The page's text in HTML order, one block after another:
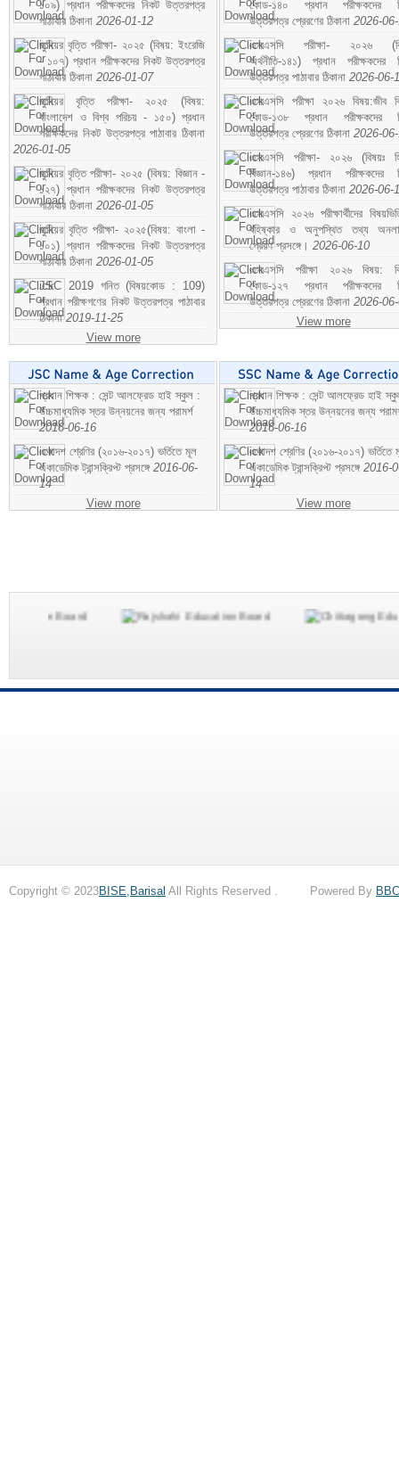
১০৯) প্রধান পরীক্ষকদের নিকট উত্তরপত্র
পাঠাবার ঠিকানা 2026-01-12
জুনিয়র বৃত্তি পরীক্ষা- ২০২৫ (বিষয়: ইংরেজি
- ১০৭) প্রধান পরীক্ষকদের নিকট উত্তরপত্র
পাঠাবার ঠিকানা 2026-01-07
জুনিয়র বৃত্তি পরীক্ষা- ২০২৫ (বিষয়:
বাংলাদেশ ও বিশ্ব পরিচয় - ১৫০) প্রধান
পরীক্ষকদের নিকট উত্তরপত্র পাঠাবার ঠিকানা
2026-01-05
জুনিয়র বৃত্তি পরীক্ষা- ২০২৫ (বিষয়: বিজ্ঞান -
১২৭) প্রধান পরীক্ষকদের নিকট উত্তরপত্র
পাঠাবার ঠিকানা 2026-01-05
জুনিয়র বৃত্তি পরীক্ষা- ২০২৫(বিষয়: বাংলা -
১০১) প্রধান পরীক্ষকদের নিকট উত্তরপত্র
পাঠাবার ঠিকানা 2026-01-05
JSC 2019 গনিত (বিষয়কোড : 109)
প্রধান পরীক্ষগণের নিকট উত্তরপত্র পাঠাবার
ঠিকানা2019-11-25
View more
কোড-১৪০ প্রধান পরীক্ষকদের
উত্তরপত্র প্রেরণের ঠিকানা 2026-
এসএসসি পরীক্ষা- ২০২৬
অর্থনীতি-১৪১) প্রধান পরীক্ষকদের
উত্তরপত্র পাঠাবার ঠিকানা 2026-06-
এসএসসি পরীক্ষা ২০২৬ বিষয়:জীব
কোড-১৩৮ প্রধান পরীক্ষকদের
উত্তরপত্র প্রেরণের ঠিকানা 2026-
এসএসসি পরীক্ষা- ২০২৬ (বিষয়ঃ
বিজ্ঞান-১৪৬) প্রধান পরীক্ষকদের
উত্তরপত্র পাঠাবার ঠিকানা 2026-06-
এসএসসি ২০২৬ পরীক্ষার্থীদের
বহিষ্কার ও অনুপস্থিত তথ্য
প্রেরণ প্রসঙ্গে। 2026-06-10
এসএসসি পরীক্ষা ২০২৬ বিষয়:
কোড-১২৭ প্রধান পরীক্ষকদের
উত্তরপত্র প্রেরণের ঠিকানা 2026-
View more
প্রধান শিক্ষক : সেন্ট আলফ্রেড হাই স্কুল :
উচ্চমাধ্যমিক স্তর উন্নয়নের জন্য পরামর্শ
2016-06-16
একাদশ শ্রেণির (২০১৬-২০১৭) ভর্তিতে মূল
একাডেমিক ট্রান্সক্রিপ্ট প্রসঙ্গে 2016-06-
14
View more
প্রধান শিক্ষক : সেন্ট আলফ্রেড হাই
উচ্চমাধ্যমিক স্তর উন্নয়নের জন্য
2016-06-16
একাদশ শ্রেণির (২০১৬-২০১৭) ভর্তিতে
একাডেমিক ট্রান্সক্রিপ্ট প্রসঙ্গে 2016-
14
View more
Copyright © 2023BISE,Barisal All Rights Reserved . Powered By